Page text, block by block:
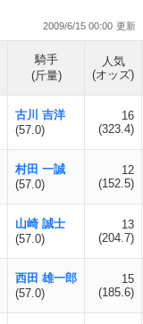
2009/6/15 00:00
騎手
(斤量)
人気
(オッズ)
古川 吉洋
(57.0)
16
(323.4)
村田 一誠
(57.0)
12
(152.5)
山崎 誠士
(57.0)
13
(204.7)
西田 雄一郎
(57.0)
15
(185.6)